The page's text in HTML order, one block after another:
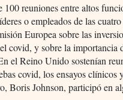
reuniones entre altos
o empleados de las
Europea sobre las
covid, y sobre la importancia
el Reino Unido sostenían
covid, los ensayos clínicos
Boris Johnson, participó en